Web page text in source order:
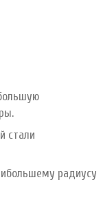
стали
радиусу